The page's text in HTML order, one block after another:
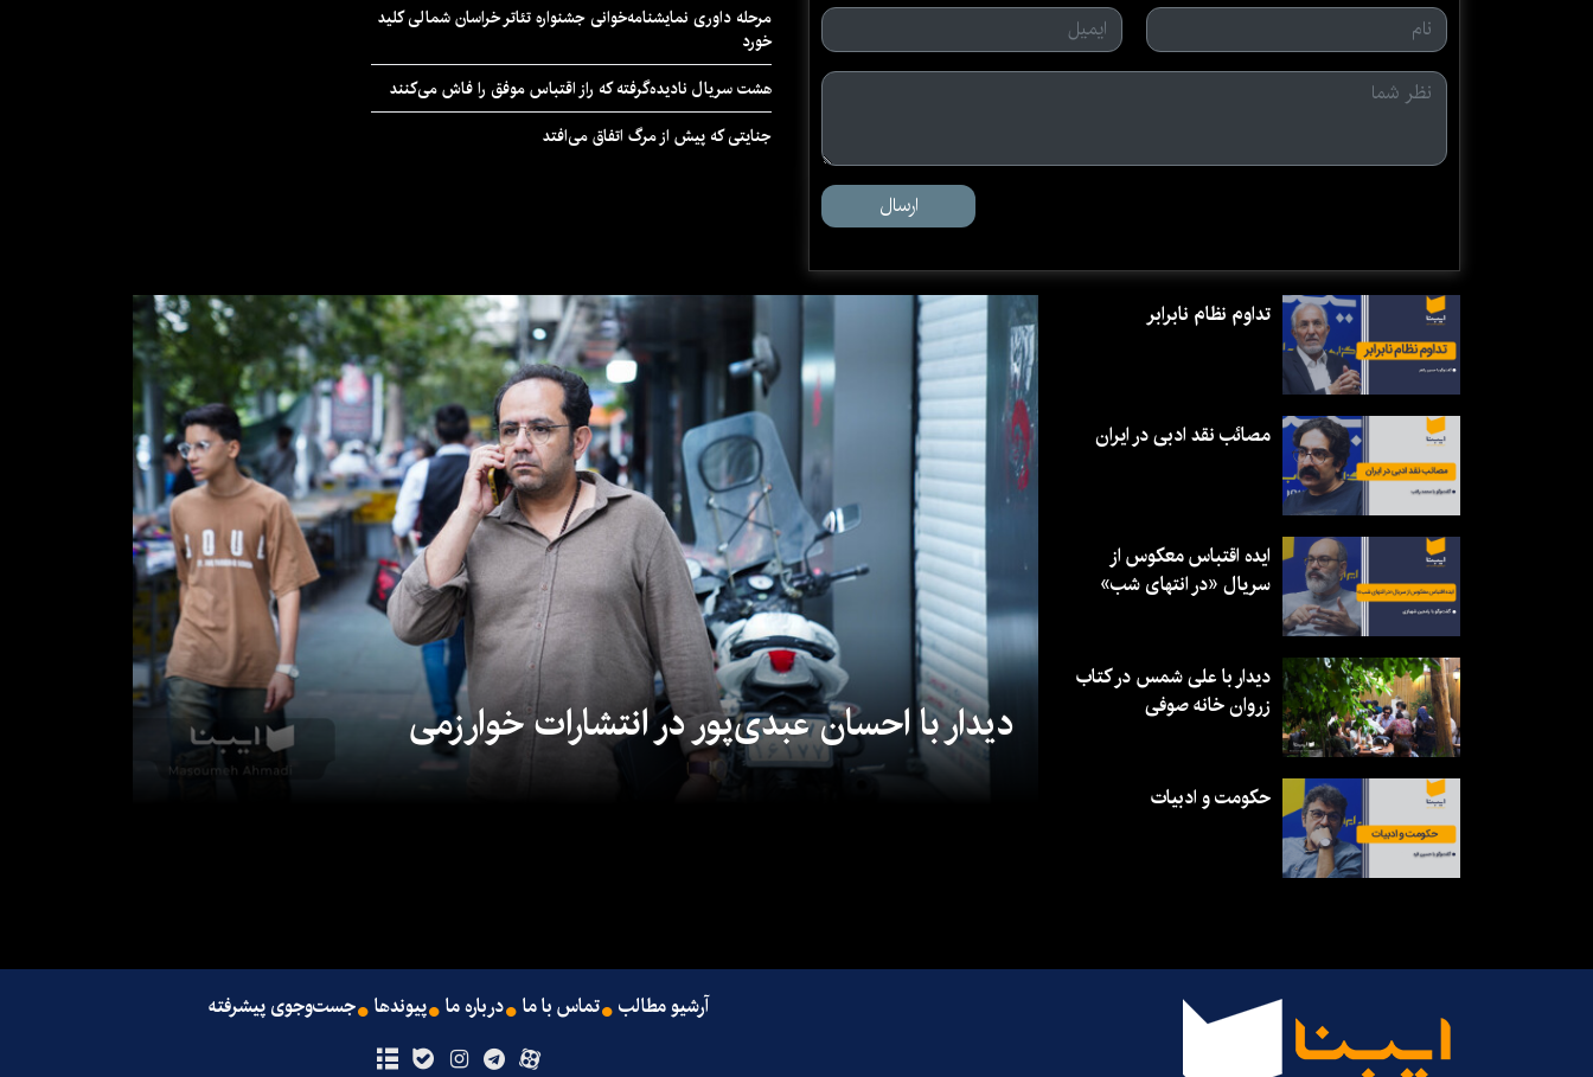
ارسال
مرحله داوری نمایشنامه‌خوانی جشنواره تئاتر خراسان شمالی کلید
خورد
هشت سریال نادیده‌گرفته که راز اقتباس موفق را فاش می‌کنند
جنایتی که پیش از مرگ اتفاق می‌افتد
دیدار با احسان عبدی‌پور در انتشارات خوارزمی
تداوم نظام نابرابر
مصائب نقد ادبی در ایران
ایده اقتباس معکوس از
سریال «در انتهای شب»
دیدار با علی شمس در کتاب
زروان خانه صوفی
حکومت و ادبیات
آرشیو مطالب تماس با ما درباره ما پیوندها جست‌وجوی پیشرفته